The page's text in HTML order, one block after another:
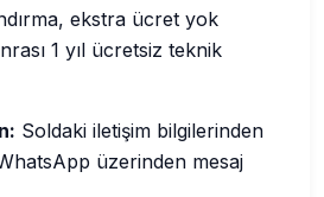
ekstra ücret yok
1 yıl ücretsiz teknik
Soldaki iletişim bilgilerinden
üzerinden mesaj